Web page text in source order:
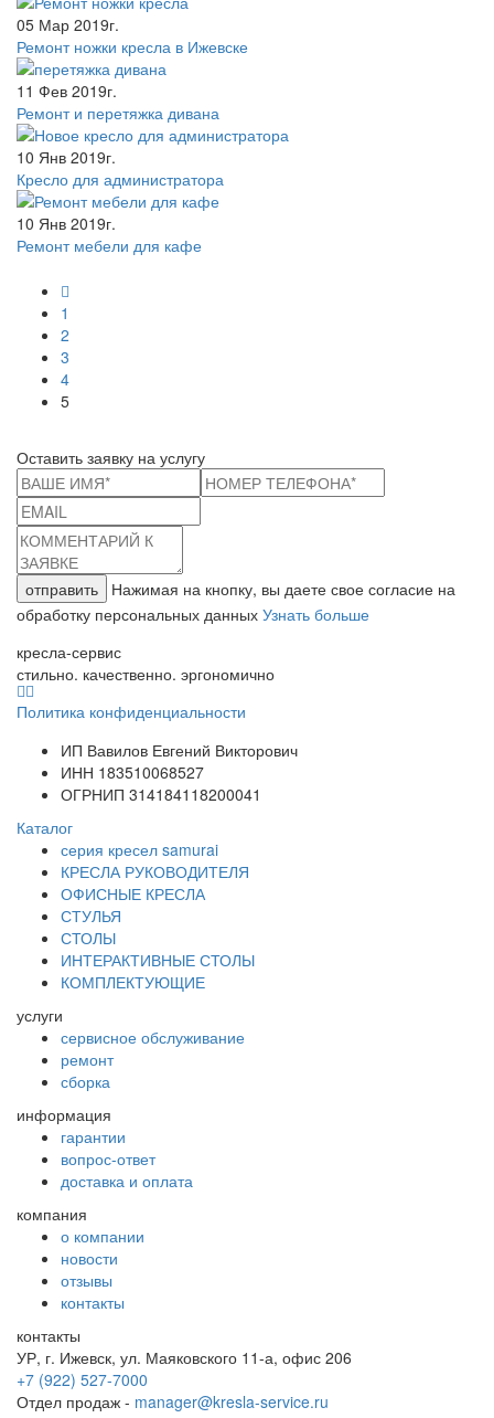
05 Мар 2019г.
Ремонт ножки кресла в Ижевске
11 Фев 2019г.
Ремонт и перетяжка дивана
10 Янв 2019г.
Кресло для администратора
10 Янв 2019г.
Ремонт мебели для кафе
1
2
3
4
5
Оставить заявку на услугу
отправить
Нажимая на кнопку, вы даете свое согласие на
обработку персональных данных Узнать больше
кресла-сервис
стильно. качественно. эргономично
Политика конфиденциальности
ИП Вавилов Евгений Викторович
ИНН 183510068527
ОГРНИП 314184118200041
Каталог
серия кресел samurai
КРЕСЛА РУКОВОДИТЕЛЯ
ОФИСНЫЕ КРЕСЛА
СТУЛЬЯ
СТОЛЫ
ИНТЕРАКТИВНЫЕ СТОЛЫ
КОМПЛЕКТУЮЩИЕ
услуги
сервисное обслуживание
ремонт
сборка
информация
гарантии
вопрос-ответ
доставка и оплата
компания
о компании
новости
отзывы
контакты
контакты
УР, г. Ижевск, ул. Маяковского 11-а, офис 206
+7 (922) 527-7000
Отдел продаж - manager@kresla-service.ru